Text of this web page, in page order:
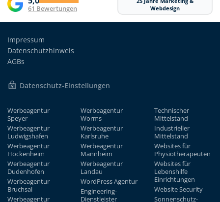
61 Bewertungen
Webdesign
Impressum
Datenschutzhinweis
AGBs
Datenschutz-Einstellungen
Werbeagentur
Speyer
Werbeagentur
Ludwigshafen
Werbeagentur
Hockenheim
Werbeagentur
Dudenhofen
Werbeagentur
Bruchsal
Werbeagentur
Werbeagentur
Worms
Werbeagentur
Karlsruhe
Werbeagentur
Mannheim
Werbeagentur
Landau
WordPress Agentur
Engineering-
Dienstleister
Technischer
Mittelstand
Industrieller
Mittelstand
Websites für
Physiotherapeuten
Websites für
Lebenshilfe
Einrichtungen
Website Security
Sonnenschutz-